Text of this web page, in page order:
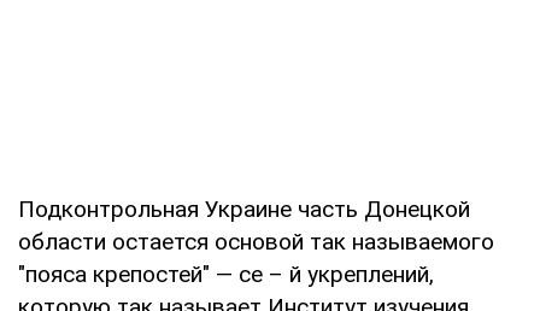
Подконтрольная Украине часть Донецкой
области остается основой так называемого
"пояса крепостей" — се – й укреплений,